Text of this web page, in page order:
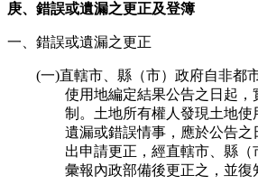
庚、錯誤或遺漏之更正及登簿
一、錯誤或遺漏之更正
(一)直轄市、縣（市）政府自非都
使用地編定結果公告之日起，
制。土地所有權人發現土地
遺漏或錯誤情事，應於公告之
出申請更正，經直轄市、縣
彙報內政部備後更正之，並復